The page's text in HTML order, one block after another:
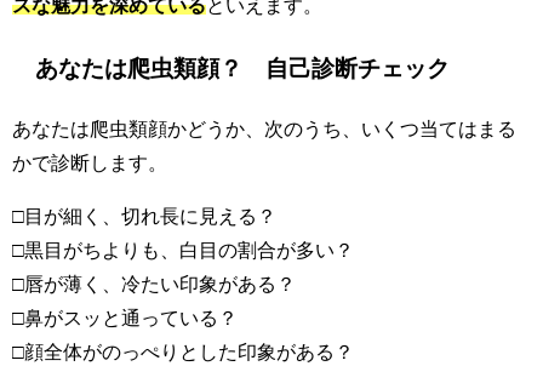
スな魅力を深めているといえます。
あなたは爬虫類顔？ 自己診断チェック
あなたは爬虫類顔かどうか、次のうち、いくつ当てはまる
かで診断します。
□目が細く、切れ長に見える？
□黒目がちよりも、白目の割合が多い？
□唇が薄く、冷たい印象がある？
□鼻がスッと通っている？
□顔全体がのっぺりとした印象がある？